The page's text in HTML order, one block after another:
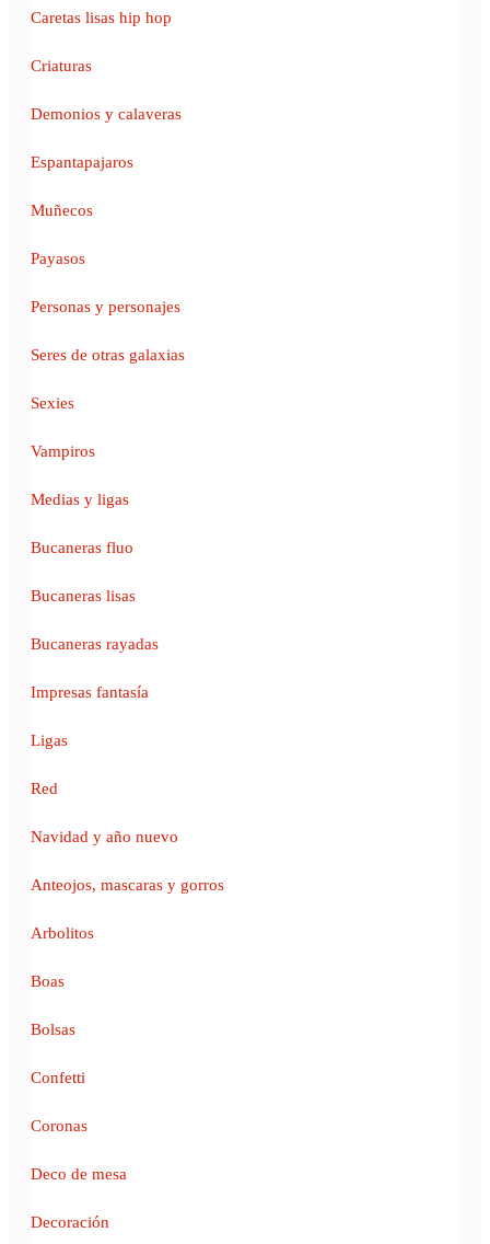
Caretas lisas hip hop
Criaturas
Demonios y calaveras
Espantapajaros
Muñecos
Payasos
Personas y personajes
Seres de otras galaxias
Sexies
Vampiros
Medias y ligas
Bucaneras fluo
Bucaneras lisas
Bucaneras rayadas
Impresas fantasía
Ligas
Red
Navidad y año nuevo
Anteojos, mascaras y gorros
Arbolitos
Boas
Bolsas
Confetti
Coronas
Deco de mesa
Decoración